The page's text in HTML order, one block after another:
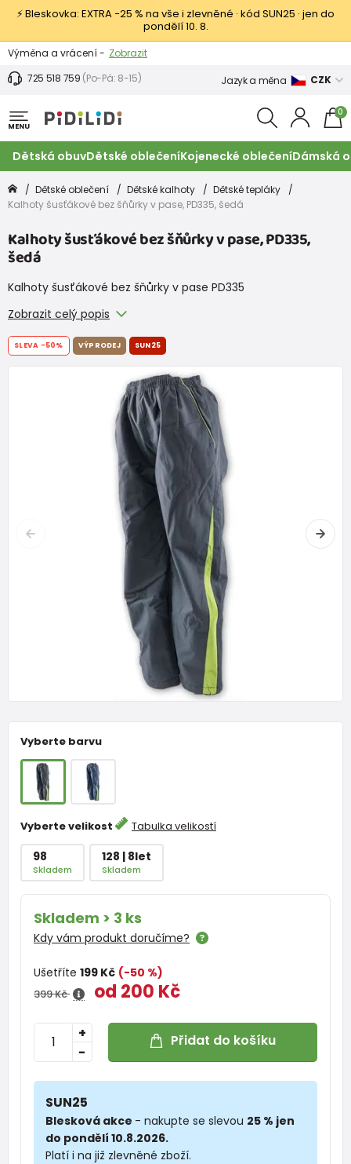
⚡ Bleskovka: EXTRA −25 % na vše i zlevněné · kód SUN25 · jen do
pondělí 10. 8.
Výměna a vrácení - Zobrazit
Sleva 100 Kč na první nákup -
725 518 759 (Po-Pá: 8-15) Jazyk a měna CZK
MENU
0
Dětská obuvDětské oblečeníKojenecké oblečeníDámská
Dětské oblečení Dětské kalhoty
Dětské tepláky
Kalhoty šusťákové bez šňůrky v pase, PD335, šedá
Kalhoty šusťákové bez šňůrky v pase, PD335,
šedá
Kalhoty šusťákové bez šňůrky v pase PD335
Zobrazit celý popis
Vyberte barvu
Vyberte velikost Tabulka velikostí
98
Skladem
128 | 8let
Skladem
Skladem > 3 ks
Kdy vám produkt doručíme?
Ušetříte 199 Kč (-50 %)
399 Kč od 200 Kč
-
+ Přidat do košíku
SUN25
Blesková akce - nakupte se slevou 25 % jen
do pondělí 10.8.2026.
Platí i na již zlevněné zboží.
SLEVA -50% VÝPRODEJ SUN25